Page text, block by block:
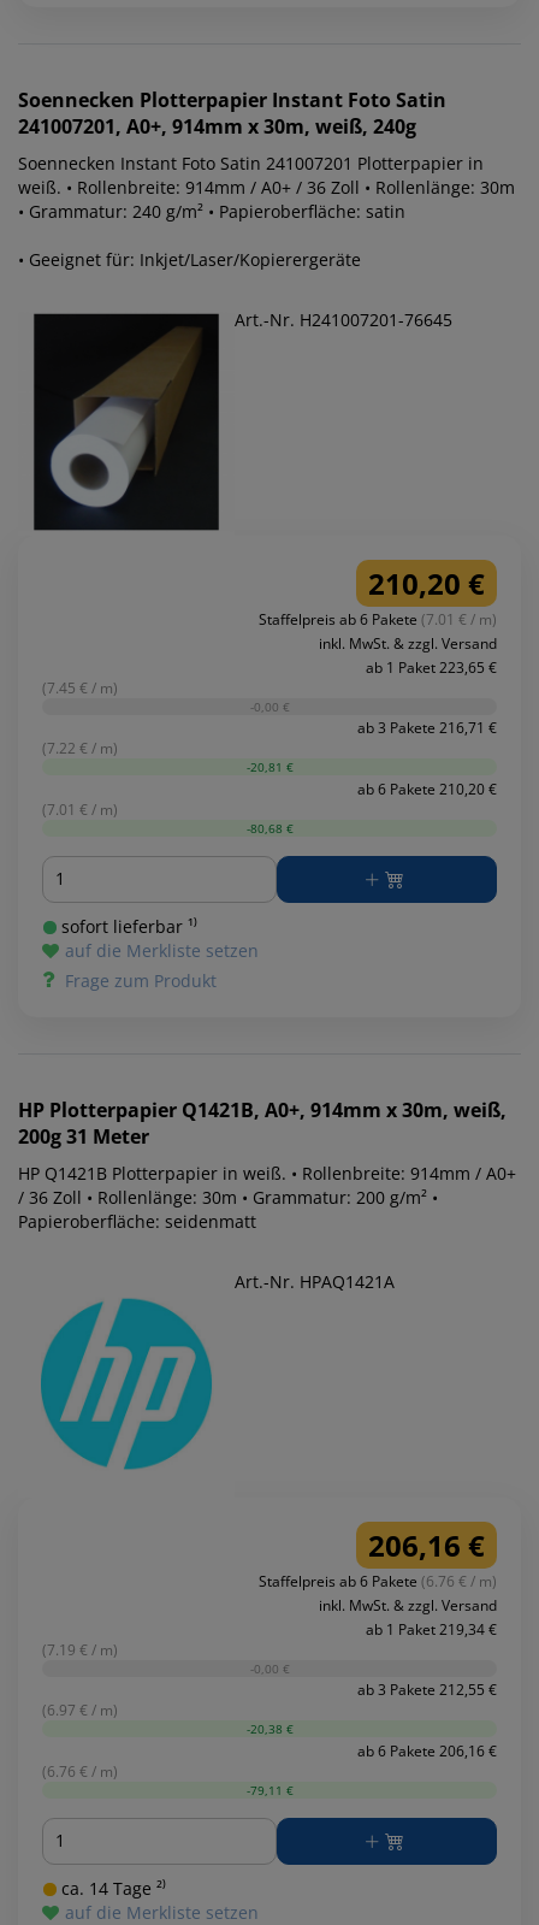
Soennecken Plotterpapier Instant Foto Satin
241007201, A0+, 914mm x 30m, weiß, 240g
Soennecken Instant Foto Satin 241007201 Plotterpapier in
weiß. • Rollenbreite: 914mm / A0+ / 36 Zoll • Rollenlänge: 30m
• Grammatur: 240 g/m² • Papieroberfläche: satin
• Geeignet für: Inkjet/Laser/Kopierergeräte
Art.-Nr. H241007201-76645
210,20 €
Staffelpreis ab 6 Pakete (7.01 € / m)
inkl. MwSt. & zzgl. Versand
ab 1 Paket 223,65 €
(7.45 € / m)
-0,00 €
ab 3 Pakete 216,71 €
(7.22 € / m)
-20,81 €
ab 6 Pakete 210,20 €
(7.01 € / m)
-80,68 €
Menge
sofort lieferbar ¹⁾
auf die Merkliste setzen
Frage zum Produkt
HP Plotterpapier Q1421B, A0+, 914mm x 30m, weiß,
200g 31 Meter
HP Q1421B Plotterpapier in weiß. • Rollenbreite: 914mm / A0+
/ 36 Zoll • Rollenlänge: 30m • Grammatur: 200 g/m² •
Papieroberfläche: seidenmatt
Art.-Nr. HPAQ1421A
206,16 €
Staffelpreis ab 6 Pakete (6.76 € / m)
inkl. MwSt. & zzgl. Versand
ab 1 Paket 219,34 €
(7.19 € / m)
-0,00 €
ab 3 Pakete 212,55 €
(6.97 € / m)
-20,38 €
ab 6 Pakete 206,16 €
(6.76 € / m)
-79,11 €
Menge
ca. 14 Tage ²⁾
auf die Merkliste setzen